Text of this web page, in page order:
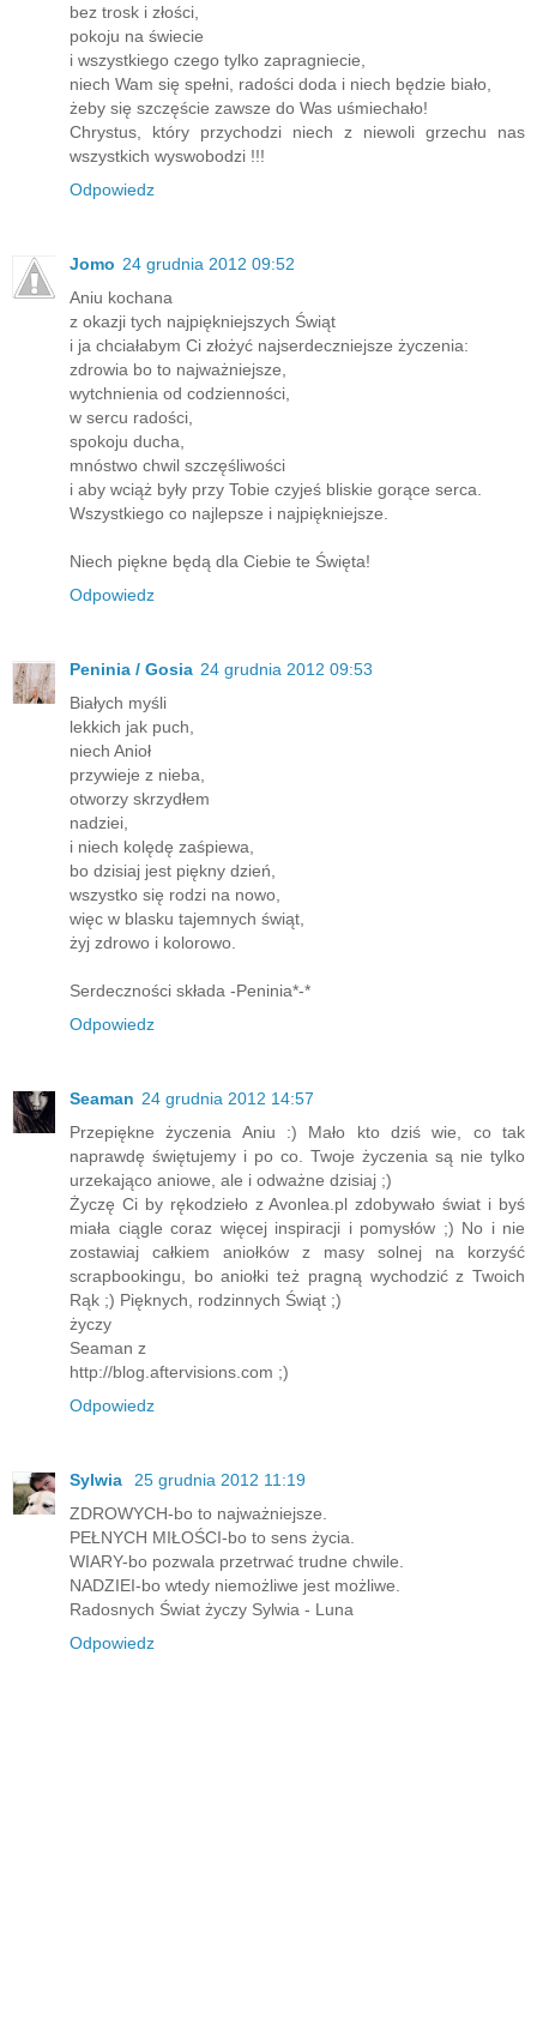
bez trosk i złości,
pokoju na świecie
i wszystkiego czego tylko zapragniecie,
niech Wam się spełni, radości doda i niech będzie biało,
żeby się szczęście zawsze do Was uśmiechało!
Chrystus, który przychodzi niech z niewoli grzechu nas
wszystkich wyswobodzi !!!
Odpowiedz
Jomo 24 grudnia 2012 09:52
Aniu kochana
z okazji tych najpiękniejszych Świąt
i ja chciałabym Ci złożyć najserdeczniejsze życzenia:
zdrowia bo to najważniejsze,
wytchnienia od codzienności,
w sercu radości,
spokoju ducha,
mnóstwo chwil szczęśliwości
i aby wciąż były przy Tobie czyjeś bliskie gorące serca.
Wszystkiego co najlepsze i najpiękniejsze.
Niech piękne będą dla Ciebie te Święta!
Odpowiedz
Peninia / Gosia 24 grudnia 2012 09:53
Białych myśli
lekkich jak puch,
niech Anioł
przywieje z nieba,
otworzy skrzydłem
nadziei,
i niech kolędę zaśpiewa,
bo dzisiaj jest piękny dzień,
wszystko się rodzi na nowo,
więc w blasku tajemnych świąt,
żyj zdrowo i kolorowo.
Serdeczności składa -Peninia*-*
Odpowiedz
Seaman 24 grudnia 2012 14:57
Przepiękne życzenia Aniu :) Mało kto dziś wie, co tak
naprawdę świętujemy i po co. Twoje życzenia są nie tylko
urzekająco aniowe, ale i odważne dzisiaj ;)
Życzę Ci by rękodzieło z Avonlea.pl zdobywało świat i byś
miała ciągle coraz więcej inspiracji i pomysłów ;) No i nie
zostawiaj całkiem aniołków z masy solnej na korzyść
scrapbookingu, bo aniołki też pragną wychodzić z Twoich
Rąk ;) Pięknych, rodzinnych Świąt ;)
życzy
Seaman z
http://blog.aftervisions.com ;)
Odpowiedz
Sylwia
25 grudnia 2012 11:19
ZDROWYCH-bo to najważniejsze.
PEŁNYCH MIŁOŚCI-bo to sens życia.
WIARY-bo pozwala przetrwać trudne chwile.
NADZIEI-bo wtedy niemożliwe jest możliwe.
Radosnych Świat życzy Sylwia - Luna
Odpowiedz